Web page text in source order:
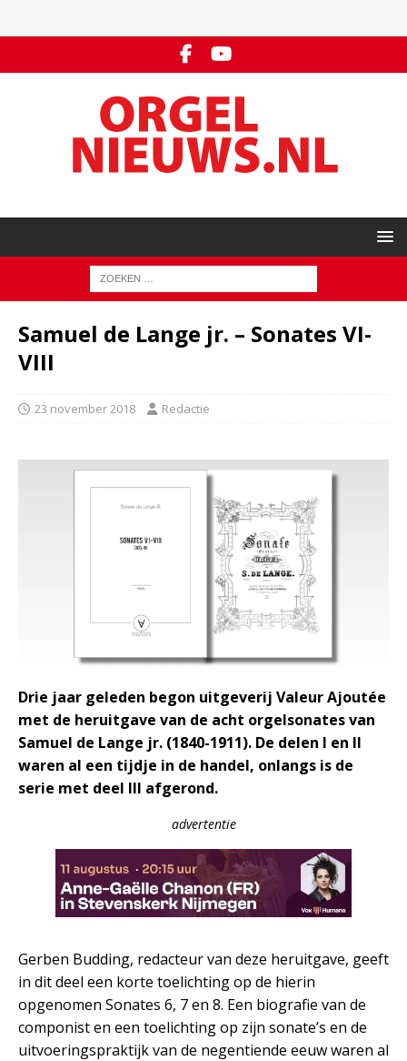
Samuel de Lange jr. – Sonates VI-
VIII
23 november 2018 Redactie
Drie jaar geleden begon uitgeverij Valeur Ajoutée
met de heruitgave van de acht orgelsonates van
Samuel de Lange jr. (1840-1911). De delen I en II
waren al een tijdje in de handel, onlangs is de
serie met deel III afgerond.
advertentie
Gerben Budding, redacteur van deze heruitgave, geeft
in dit deel een korte toelichting op de hierin
opgenomen Sonates 6, 7 en 8. Een biografie van de
componist en een toelichting op zijn sonate’s en de
uitvoeringspraktijk van de negentiende eeuw waren al